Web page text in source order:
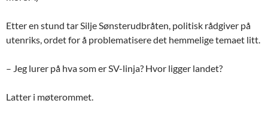
Etter en stund tar Silje Sønsterudbråten, politisk rådgiver på
utenriks, ordet for å problematisere det hemmelige temaet litt.
– Jeg lurer på hva som er SV-linja? Hvor ligger landet?
Latter i møterommet.